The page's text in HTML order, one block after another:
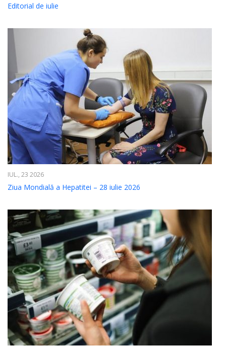
Editorial de iulie
IUL., 23 2026
Ziua Mondială a Hepatitei – 28 iulie 2026